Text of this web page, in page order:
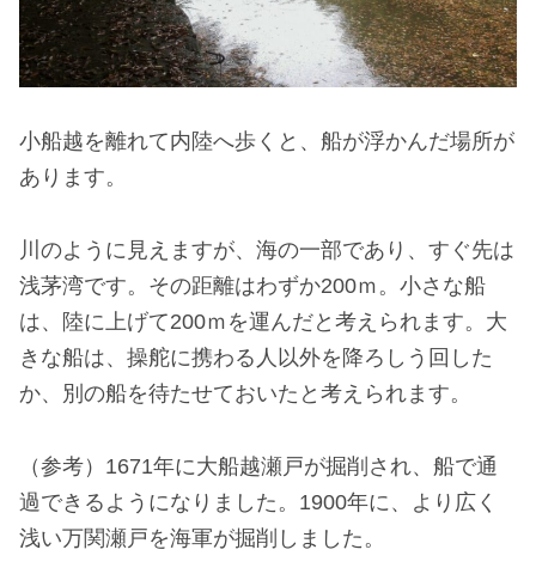
小船越を離れて内陸へ歩くと、船が浮かんだ場所が
あります。
川のように見えますが、海の一部であり、すぐ先は
浅茅湾です。その距離はわずか200ｍ。小さな船
は、陸に上げて200ｍを運んだと考えられます。大
きな船は、操舵に携わる人以外を降ろしう回した
か、別の船を待たせておいたと考えられます。
（参考）1671年に大船越瀬戸が掘削され、船で通
過できるようになりました。1900年に、より広く
浅い万関瀬戸を海軍が掘削しました。